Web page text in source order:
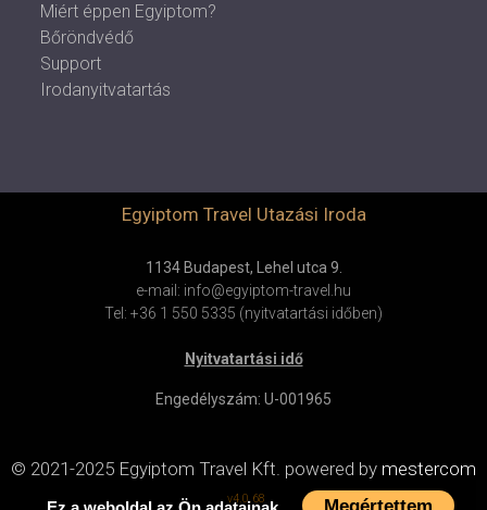
Miért éppen Egyiptom?
Bőröndvédő
Support
Irodanyitvatartás
Egyiptom Travel Utazási Iroda
1134 Budapest, Lehel utca 9.
e-mail: info@egyiptom-travel.hu
Tel: +36 1 550 5335 (nyitvatartási időben)
Nyitvatartási idő
Engedélyszám: U-001965
© 2021-2025 Egyiptom Travel Kft. powered by mestercom
v4.0.68 Megértettem